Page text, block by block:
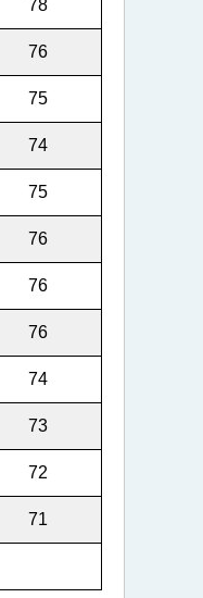
78
76
75
74
75
76
76
76
74
73
72
71